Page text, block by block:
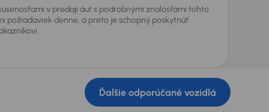
v predaji áut s podrobnými znalosťami tohto
požiadaviek denne, a preto je schopný poskytnúť
Ďalšie odporúčané vozidlá